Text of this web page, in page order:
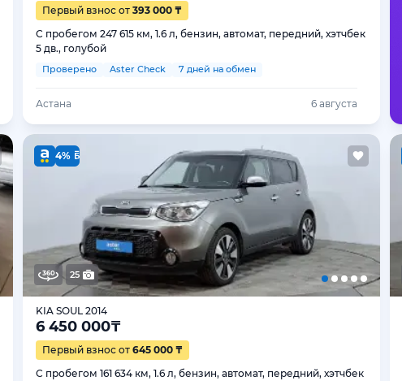
Первый взнос от 393 000 ₸
С пробегом 247 615 км, 1.6 л, бензин, автомат, передний, хэтчбек
5 дв., голубой
Проверено Aster Check 7 дней на обмен
Астана 6 августа
4%
25
KIA SOUL 2014
6 450 000₸
Первый взнос от 645 000 ₸
С пробегом 161 634 км, 1.6 л, бензин, автомат, передний, хэтчбек